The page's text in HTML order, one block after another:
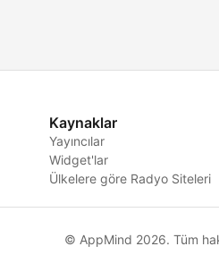
Kaynaklar
Yayıncılar
Widget'lar
Ülkelere göre Radyo Siteleri
© AppMind 2026. Tüm